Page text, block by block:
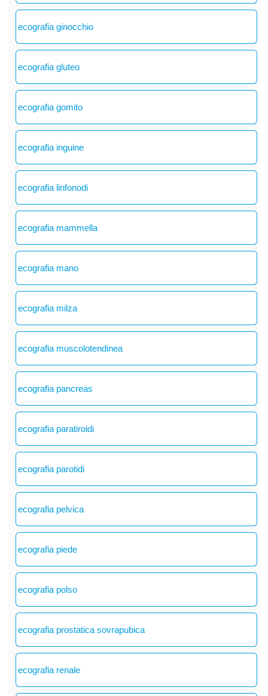
ecografia ginocchio
ecografia gluteo
ecografia gomito
ecografia inguine
ecografia linfonodi
ecografia mammella
ecografia mano
ecografia milza
ecografia muscolotendinea
ecografia pancreas
ecografia paratiroidi
ecografia parotidi
ecografia pelvica
ecografia piede
ecografia polso
ecografia prostatica sovrapubica
ecografia renale